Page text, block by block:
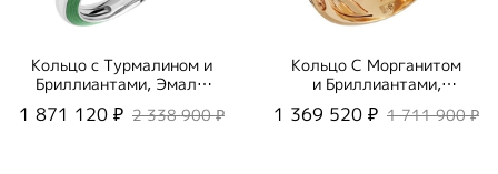
Кольцо с Турмалином и
Бриллиантами, Эмаль,
R0143-01/1
1 871 120 ₽ 2 338 900 ₽
Кольцо С Морганитом
и Бриллиантами,
R0144-2/4
1 369 520 ₽ 1 711 900 ₽